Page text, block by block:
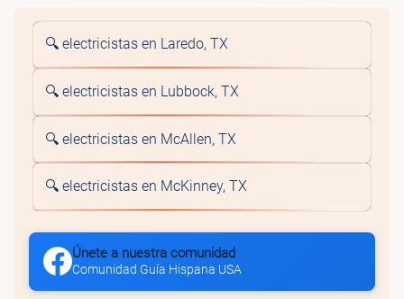
🔍 electricistas en Laredo, TX
🔍 electricistas en Lubbock, TX
🔍 electricistas en McAllen, TX
🔍 electricistas en McKinney, TX
Únete a nuestra comunidad
Comunidad Guía Hispana USA